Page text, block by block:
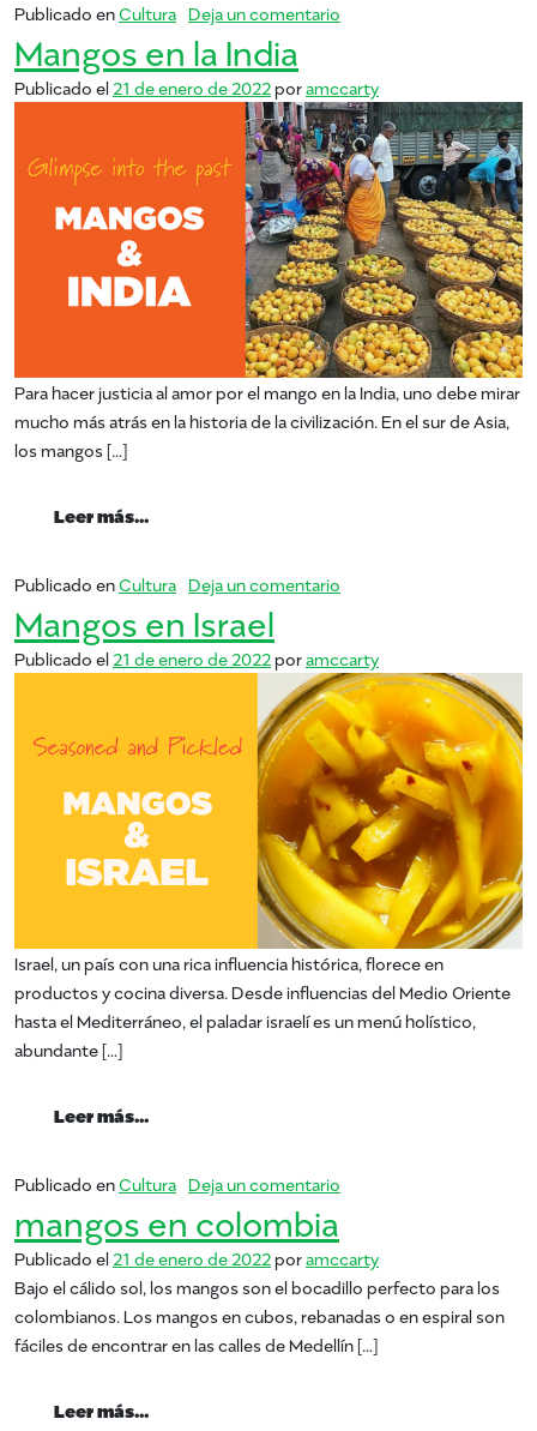
Publicado enCultura Deja un comentario
Mangos en la India
Publicado el 21 de enero de 2022poramccarty
Para hacer justicia al amor por el mango en la India, uno debe mirar
mucho más atrás en la historia de la civilización. En el sur de Asia,
los mangos […]
Leer más…
Publicado enCultura Deja un comentario
Mangos en Israel
Publicado el 21 de enero de 2022poramccarty
Israel, un país con una rica influencia histórica, florece en
productos y cocina diversa. Desde influencias del Medio Oriente
hasta el Mediterráneo, el paladar israelí es un menú holístico,
abundante […]
Leer más…
Publicado enCultura Deja un comentario
mangos en colombia
Publicado el 21 de enero de 2022poramccarty
Bajo el cálido sol, los mangos son el bocadillo perfecto para los
colombianos. Los mangos en cubos, rebanadas o en espiral son
fáciles de encontrar en las calles de Medellín […]
Leer más…